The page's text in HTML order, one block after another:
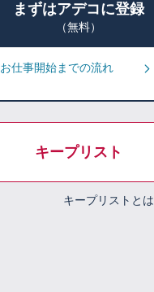
まずはアデコに登録
（無料）
お仕事開始までの流れ
キープリスト
キープリストとは